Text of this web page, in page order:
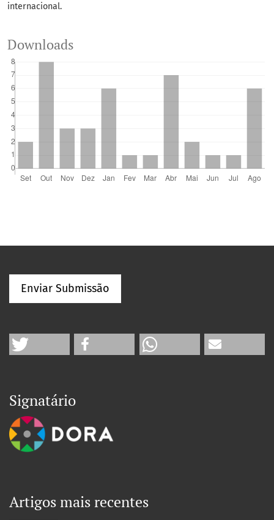
internacional.
Downloads
Enviar Submissão
Signatário
Artigos mais recentes